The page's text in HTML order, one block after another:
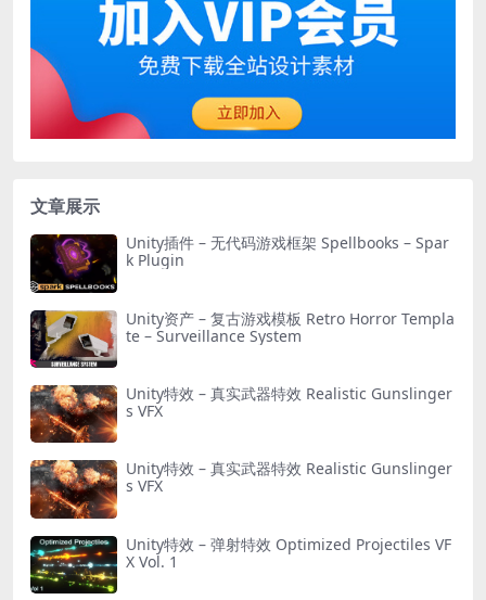
文章展示
Unity插件 – 无代码游戏框架 Spellbooks – Spar
k Plugin
Unity资产 – 复古游戏模板 Retro Horror Templa
te – Surveillance System
Unity特效 – 真实武器特效 Realistic Gunslinger
s VFX
Unity特效 – 真实武器特效 Realistic Gunslinger
s VFX
Unity特效 – 弹射特效 Optimized Projectiles VF
X Vol. 1